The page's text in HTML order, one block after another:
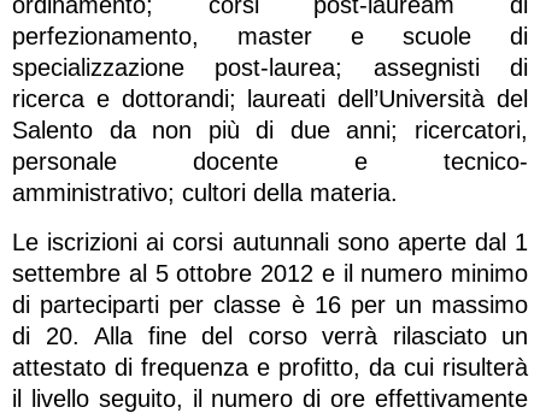
perfezionamento, master e scuole di
specializzazione post-laurea; assegnisti di
ricerca e dottorandi; laureati dell’Università del
Salento da non più di due anni; ricercatori,
personale docente e tecnico-
amministrativo; cultori della materia.
Le iscrizioni ai corsi autunnali sono aperte dal 1
settembre al 5 ottobre 2012 e il numero minimo
di parteciparti per classe è 16 per un massimo
di 20. Alla fine del corso verrà rilasciato un
attestato di frequenza e profitto, da cui risulterà
il livello seguito, il numero di ore effettivamente